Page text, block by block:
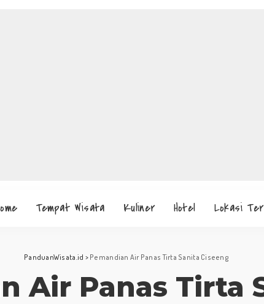
Tempat Wisata Kuliner Hotel Lokasi
PanduanWisata.id > Pemandian Air Panas Tirta Sanita Ciseeng
Air Panas Tirta